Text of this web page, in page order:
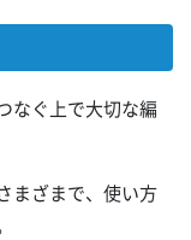
なぐ上で大切な編
まざまで、使い方